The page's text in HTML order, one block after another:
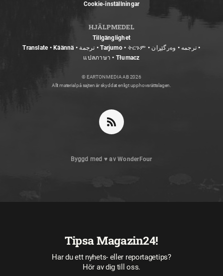
Cookie-inställningar
HJÄLPMEDEL
Tillgänglighet
Translate • Käännä • ترجمة • Tarjumo • ትርጉም • ترجمه • وەرگێڕان •
แปลภาษา • Tłumacz
© EARTON MEDIA AB 2026
Allt material på sajten är skyddat enligt upphovsrättslagen.
Byggd med ♥ avWonderFour
Tipsa Magazin24!
Har du ett nyhets- eller reportagetips?
Hör av dig till oss.